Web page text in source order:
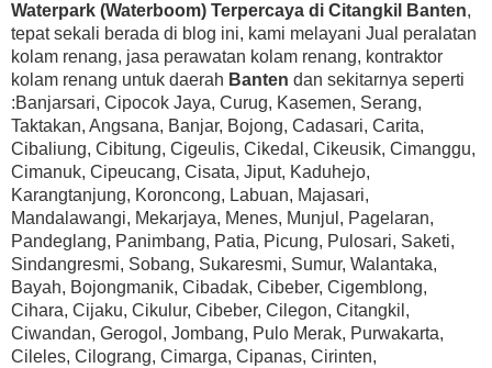
Waterpark (Waterboom) Terpercaya di Citangkil Banten,
tepat sekali berada di blog ini, kami melayani Jual peralatan
kolam renang, jasa perawatan kolam renang, kontraktor
kolam renang untuk daerah Banten dan sekitarnya seperti
:Banjarsari, Cipocok Jaya, Curug, Kasemen, Serang,
Taktakan, Angsana, Banjar, Bojong, Cadasari, Carita,
Cibaliung, Cibitung, Cigeulis, Cikedal, Cikeusik, Cimanggu,
Cimanuk, Cipeucang, Cisata, Jiput, Kaduhejo,
Karangtanjung, Koroncong, Labuan, Majasari,
Mandalawangi, Mekarjaya, Menes, Munjul, Pagelaran,
Pandeglang, Panimbang, Patia, Picung, Pulosari, Saketi,
Sindangresmi, Sobang, Sukaresmi, Sumur, Walantaka,
Bayah, Bojongmanik, Cibadak, Cibeber, Cigemblong,
Cihara, Cijaku, Cikulur, Cibeber, Cilegon, Citangkil,
Ciwandan, Gerogol, Jombang, Pulo Merak, Purwakarta,
Cileles, Cilograng, Cimarga, Cipanas, Cirinten,